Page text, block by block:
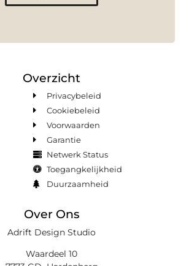
Overzicht
Privacybeleid
Cookiebeleid
Voorwaarden
Garantie
Netwerk Status
Toegangkelijkheid
Duurzaamheid
Over Ons
Adrift Design Studio
Waardeel 10